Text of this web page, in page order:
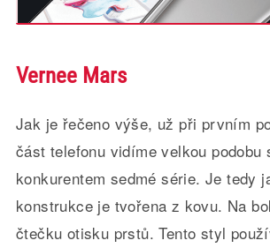
Vernee Mars
Jak je řečeno výše, už při prvním
část telefonu vidíme velkou podobu
konkurentem sedmé série. Je tedy
konstrukce je tvořena z kovu. Na
čtečku otisku prstů. Tento styl